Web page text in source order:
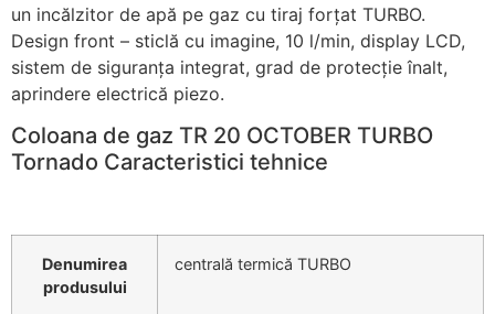
un incălzitor de apă pe gaz cu tiraj forțat TURBO.
Design front – sticlă cu imagine, 10 l/min, display LCD,
sistem de siguranța integrat, grad de protecție înalt,
aprindere electrică piezo.
Coloana de gaz TR 20 OCTOBER TURBO
Tornado Caracteristici tehnice
Denumirea
produsului
centrală termică TURBO